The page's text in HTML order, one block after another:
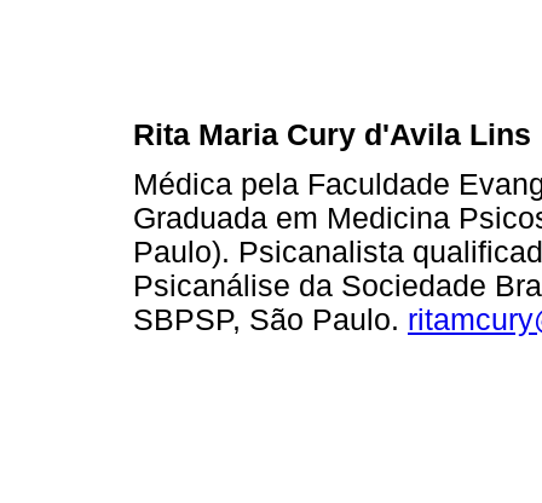
Rita Maria Cury d'Avila Lins
Médica pela Faculdade
Graduada em Medicina
Paulo). Psicanalista
Psicanálise da Sociedade
SBPSP, São Paulo.